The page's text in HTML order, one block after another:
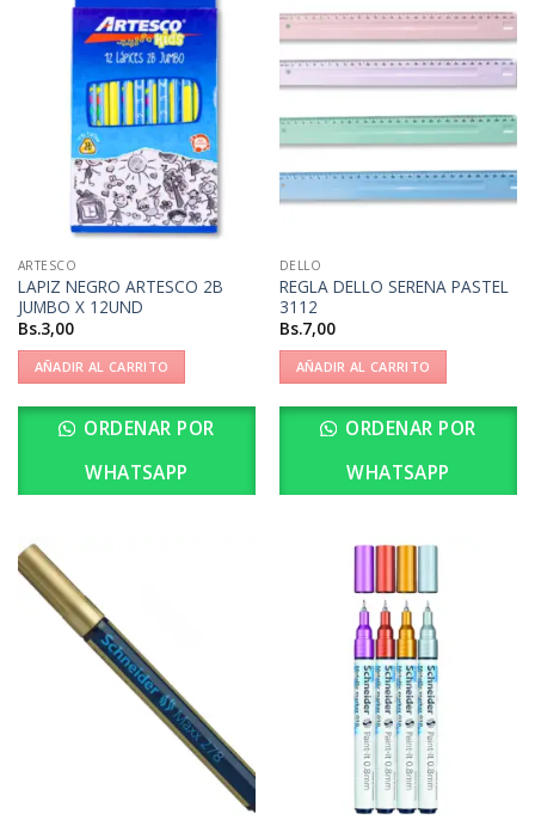
ARTESCO
LAPIZ NEGRO ARTESCO 2B
JUMBO X 12UND
Bs.3,00
AÑADIR AL CARRITO
ORDENAR POR
WHATSAPP
DELLO
REGLA DELLO SERENA PASTEL
3112
Bs.7,00
AÑADIR AL CARRITO
ORDENAR POR
WHATSAPP